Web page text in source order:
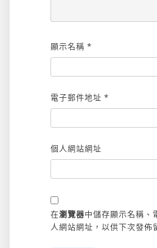
顯示名稱 *
電子郵件地址 *
個人網站網址
在瀏覽器中儲存顯示名稱、
人網站網址，以供下次發佈